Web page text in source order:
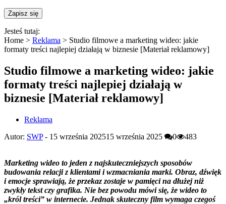
Jesteś tutaj:
Home > Reklama > Studio filmowe a marketing wideo: jakie
formaty treści najlepiej działają w biznesie [Materiał reklamowy]
Studio filmowe a marketing wideo: jakie
formaty treści najlepiej działają w
biznesie [Materiał reklamowy]
Reklama
Autor: SWP- 15 września 202515 września 2025 0 483
Marketing wideo to jeden z najskuteczniejszych sposobów
budowania relacji z klientami i wzmacniania marki. Obraz, dźwięk
i emocje sprawiają, że przekaz zostaje w pamięci na dłużej niż
zwykły tekst czy grafika. Nie bez powodu mówi się, że wideo to
„król treści” w internecie. Jednak skuteczny film wymaga czegoś